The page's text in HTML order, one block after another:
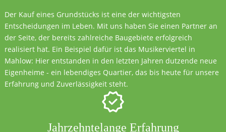
Der Kauf eines Grundstücks ist eine der wichtigsten
Entscheidungen im Leben. Mit uns haben Sie einen Partner an
der Seite, der bereits zahlreiche Baugebiete erfolgreich
realisiert hat. Ein Beispiel dafür ist das Musikerviertel in
Mahlow: Hier entstanden in den letzten Jahren dutzende neue
Eigenheime - ein lebendiges Quartier, das bis heute für unsere
Erfahrung und Zuverlässigkeit steht.
Jahrzehntelange Erfahrung